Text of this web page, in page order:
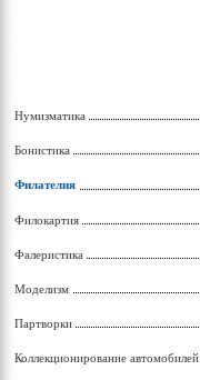
Нумизматика
Бонистика
Филателия
Филокартия
Фалеристика
Моделизм
Партворки
Коллекционирование автомобилей